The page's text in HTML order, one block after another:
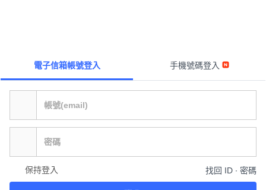
電子信箱帳號登入 手機號碼登入
保持登入 找回 ID ∙ 密碼